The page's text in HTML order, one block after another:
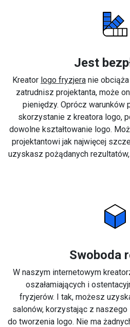
Jest
Kreator logo fryzjera nie
zatrudnisz projektanta, może
pieniędzy. Oprócz warunków
skorzystanie z kreatora logo,
dowolne kształtowanie logo.
projektantowi jak najwięcej
uzyskasz pożądanych
Swoboda
W naszym internetowym
oszałamiających i
fryzjerów. I tak, możesz
salonów, korzystając z
do tworzenia logo. Nie ma